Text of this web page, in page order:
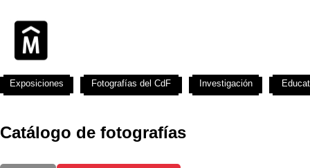
Catálogo de fotografías
Exposiciones Fotografías del CdF Investigación